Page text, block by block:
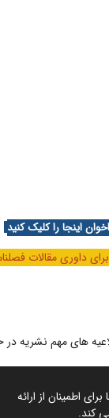
اطمینان از ارائه
کند.
اینجا را کلیک کنید
داوری مقالات
های مهم نشریه در